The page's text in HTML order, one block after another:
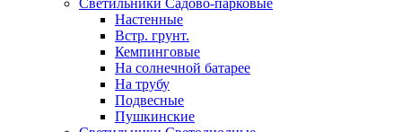
Настенные
Встр. грунт.
Кемпинговые
На солнечной батарее
На трубу
Подвесные
Пушкинские